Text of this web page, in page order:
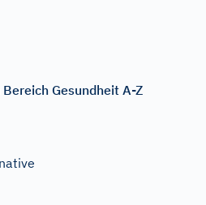
Gesundheit A-Z